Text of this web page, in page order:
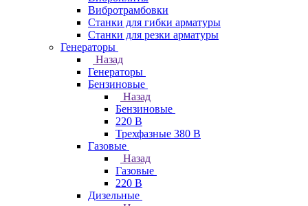
Вибротрамбовки
Станки для гибки арматуры
Станки для резки арматуры
Генераторы
Назад
Генераторы
Бензиновые
Назад
Бензиновые
220 В
Трехфазные 380 В
Газовые
Назад
Газовые
220 В
Дизельные